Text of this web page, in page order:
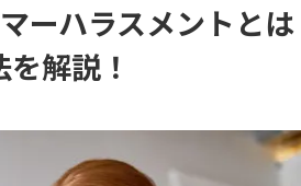
ーハラスメントと
解説！